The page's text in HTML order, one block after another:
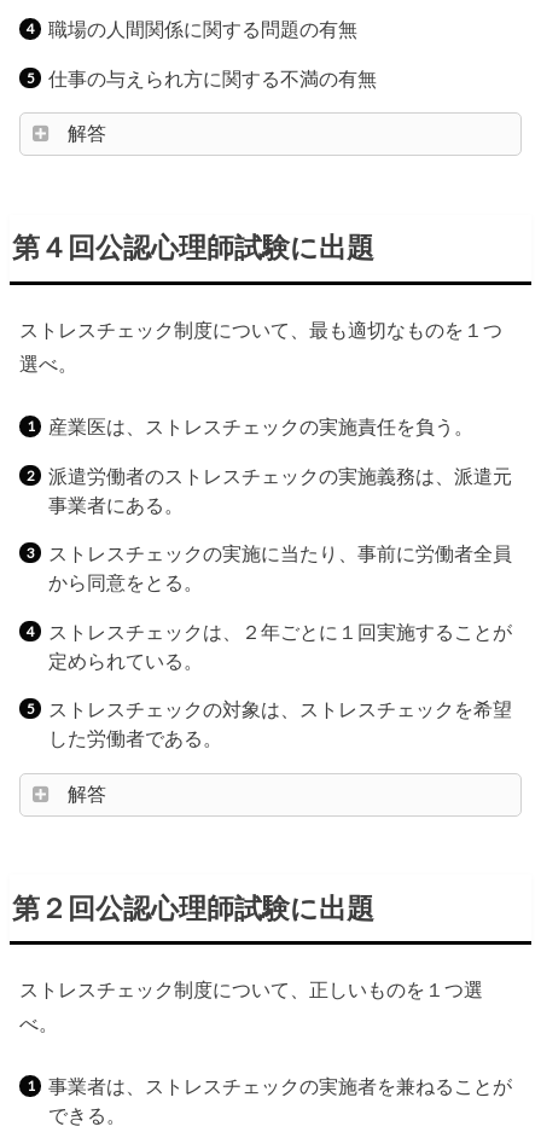
職場の人間関係に関する問題の有無
仕事の与えられ方に関する不満の有無
解答
第４回公認心理師試験に出題
ストレスチェック制度について、最も適切なものを１つ
選べ。
産業医は、ストレスチェックの実施責任を負う。
派遣労働者のストレスチェックの実施義務は、派遣元
事業者にある。
ストレスチェックの実施に当たり、事前に労働者全員
から同意をとる。
ストレスチェックは、２年ごとに１回実施することが
定められている。
ストレスチェックの対象は、ストレスチェックを希望
した労働者である。
解答
第２回公認心理師試験に出題
ストレスチェック制度について、正しいものを１つ選
べ。
事業者は、ストレスチェックの実施者を兼ねることが
できる。